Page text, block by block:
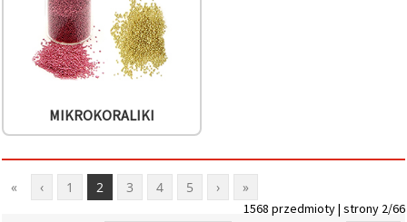
MIKROKORALIKI
« ‹ 1 2 3 4 5 › »
1568 przedmioty | strony 2/66